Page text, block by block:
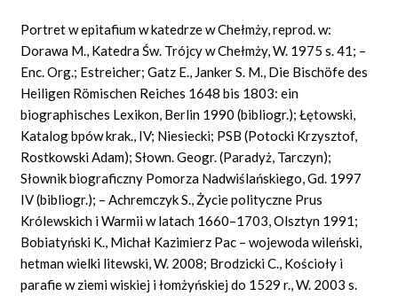
Portret w epitafium w katedrze w Chełmży, reprod. w:
Dorawa M., Katedra Św. Trójcy w Chełmży, W. 1975 s. 41; –
Enc. Org.; Estreicher; Gatz E., Janker S. M., Die Bischöfe des
Heiligen Römischen Reiches 1648 bis 1803: ein
biographisches Lexikon, Berlin 1990 (bibliogr.); Łętowski,
Katalog bpów krak., IV; Niesiecki; PSB (Potocki Krzysztof,
Rostkowski Adam); Słown. Geogr. (Paradyż, Tarczyn);
Słownik biograficzny Pomorza Nadwiślańskiego, Gd. 1997
IV (bibliogr.); – Achremczyk S., Życie polityczne Prus
Królewskich i Warmii w latach 1660–1703, Olsztyn 1991;
Bobiatyński K., Michał Kazimierz Pac – wojewoda wileński,
hetman wielki litewski, W. 2008; Brodzicki C., Kościoły i
parafie w ziemi wiskiej i łomżyńskiej do 1529 r., W. 2003 s.